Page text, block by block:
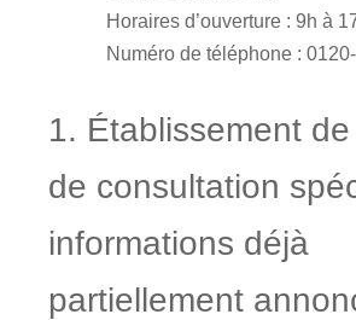
Horaires d’ouverture : 9h à
Numéro de téléphone :
1. Établissement
de consultation
informations déjà
partiellement